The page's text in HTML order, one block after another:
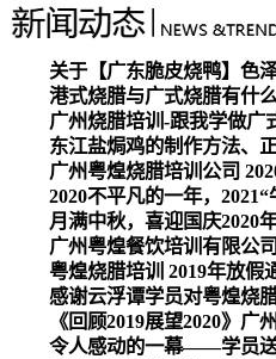
港式烧腊与广式烧腊有什
广州烧腊培训-跟我学做广
东江盐焗鸡的制作方法、
2020不平凡的一年，
广州粤煌餐饮培训有限公
粤煌烧腊培训 2019年放假
感谢云浮谭学员对粤煌烧
令人感动的一幕——学员